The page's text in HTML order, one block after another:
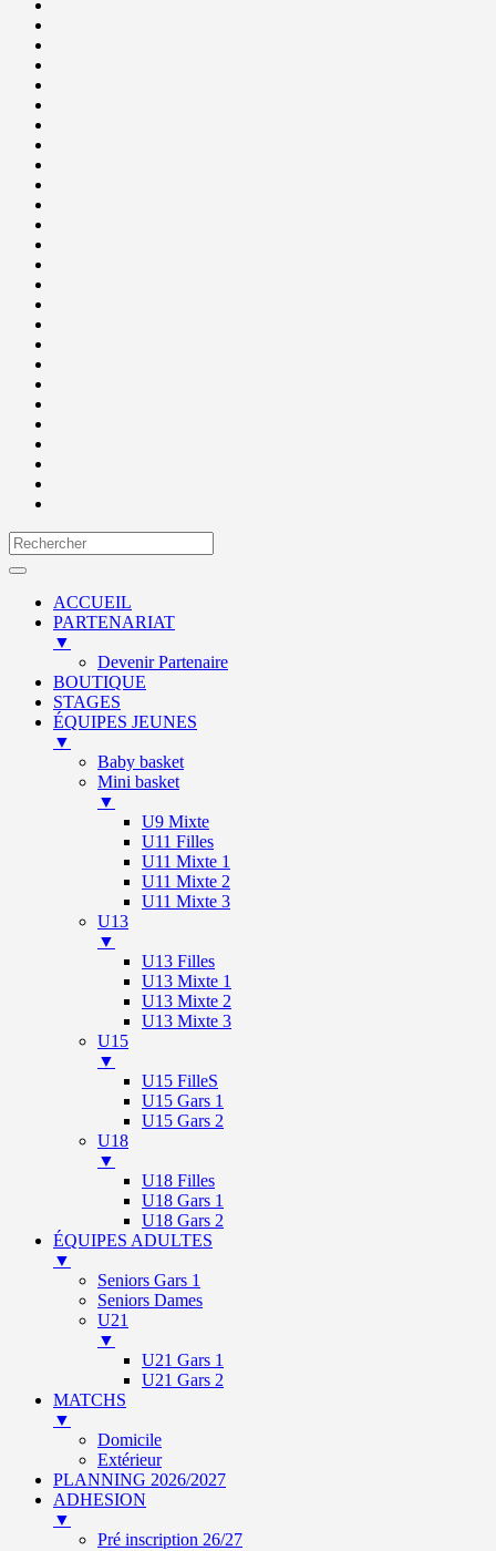
ACCUEIL
PARTENARIAT
▼
Devenir Partenaire
BOUTIQUE
STAGES
ÉQUIPES JEUNES
▼
Baby basket
Mini basket
▼
U9 Mixte
U11 Filles
U11 Mixte 1
U11 Mixte 2
U11 Mixte 3
U13
▼
U13 Filles
U13 Mixte 1
U13 Mixte 2
U13 Mixte 3
U15
▼
U15 FilleS
U15 Gars 1
U15 Gars 2
U18
▼
U18 Filles
U18 Gars 1
U18 Gars 2
ÉQUIPES ADULTES
▼
Seniors Gars 1
Seniors Dames
U21
▼
U21 Gars 1
U21 Gars 2
MATCHS
▼
Domicile
Extérieur
PLANNING 2026/2027
ADHESION
▼
Pré inscription 26/27